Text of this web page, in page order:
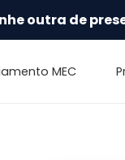
outra de
MEC